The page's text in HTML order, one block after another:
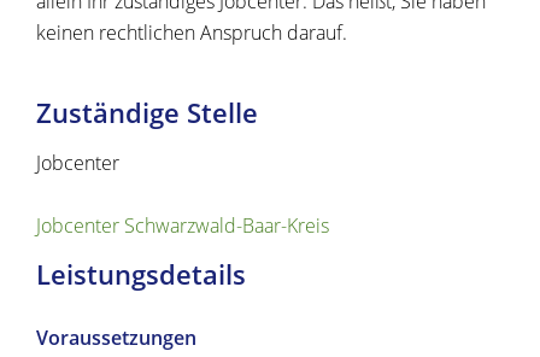
keinen rechtlichen Anspruch darauf.
Zuständige Stelle
Jobcenter
Jobcenter Schwarzwald-Baar-Kreis
Leistungsdetails
Voraussetzungen